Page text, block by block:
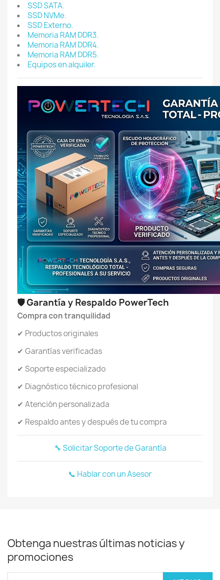
SSD SATA.
SSD NVMe.
SSD Externo.
Memoria RAM DDR3.
Memoria RAM DDR4.
Memoria RAM DDR5.
Equipos en alquiler.
🛡️ Garantía y Respaldo PowerTech
Compra con tranquilidad
✔ Productos originales
✔ Garantías verificadas
✔ Soporte especializado
✔ Diagnóstico técnico profesional
✔ Atención personalizada
✔ Respaldo antes y después de tu compra
🔧 Solicitar Soporte de Garantía
📞 Hablar con un Asesor
Obtenga nuestras últimas noticias y
promociones